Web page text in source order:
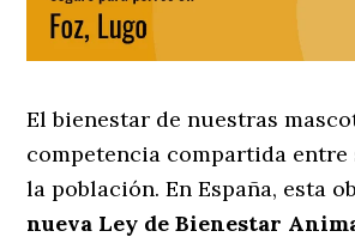
El bienestar de nuestras
competencia compartida entre
la población. En España, esta
nueva Ley de Bienestar